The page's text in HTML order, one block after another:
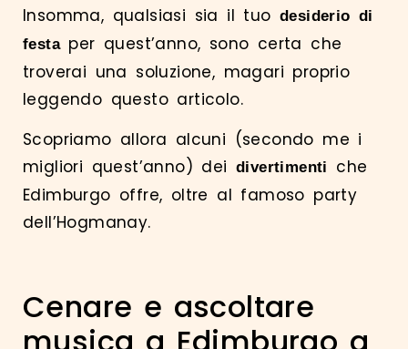
Insomma, qualsiasi sia il tuo desiderio di
festaper quest’anno, sono certa che
troverai una soluzione, magari proprio
leggendo questo articolo.
Scopriamo allora alcuni (secondo me i
migliori quest’anno) dei divertimenti
che
Edimburgo offre, oltre al famoso party
dell’Hogmanay.
Cenare e ascoltare